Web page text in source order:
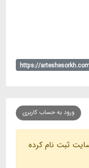
ورود به حساب کاربری
ثبت نام کرده